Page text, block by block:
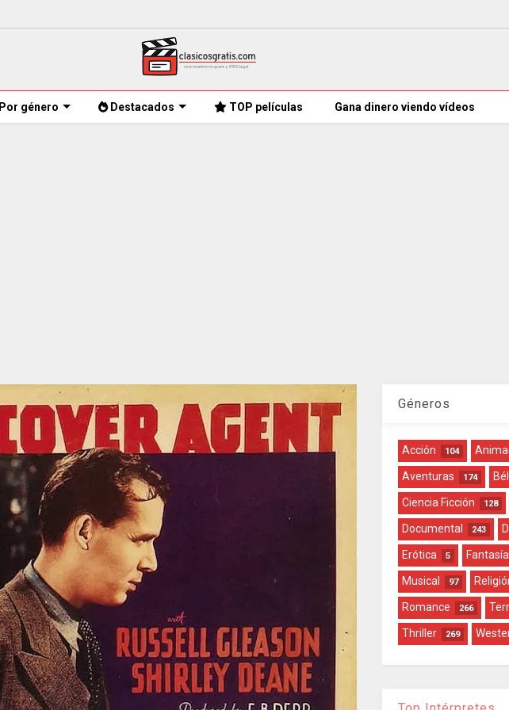
Por género Destacados TOP películas Gana dinero viendo vídeos
Géneros
Acción 104
Aventuras 174
Ciencia Ficción 128
Documental 243
Erótica 5 Fantasía
Musical 97
Romance 266
Thriller 269